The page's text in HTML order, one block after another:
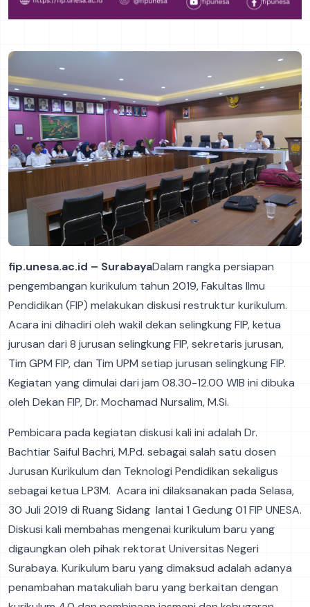
fip.unesa.ac.id – SurabayaDalam rangka persiapan
pengembangan kurikulum tahun 2019, Fakultas Ilmu
Pendidikan (FIP) melakukan diskusi restruktur kurikulum.
Acara ini dihadiri oleh wakil dekan selingkung FIP, ketua
jurusan dari 8 jurusan selingkung FIP, sekretaris jurusan,
Tim GPM FIP, dan Tim UPM setiap jurusan selingkung FIP.
Kegiatan yang dimulai dari jam 08.30-12.00 WIB ini dibuka
oleh Dekan FIP, Dr. Mochamad Nursalim, M.Si.
Pembicara pada kegiatan diskusi kali ini adalah Dr.
Bachtiar Saiful Bachri, M.Pd. sebagai salah satu dosen
Jurusan Kurikulum dan Teknologi Pendidikan sekaligus
sebagai ketua LP3M. Acara ini dilaksanakan pada Selasa,
30 Juli 2019 di Ruang Sidang lantai 1 Gedung 01 FIP UNESA.
Diskusi kali membahas mengenai kurikulum baru yang
digaungkan oleh pihak rektorat Universitas Negeri
Surabaya. Kurikulum baru yang dimaksud adalah adanya
penambahan matakuliah baru yang berkaitan dengan